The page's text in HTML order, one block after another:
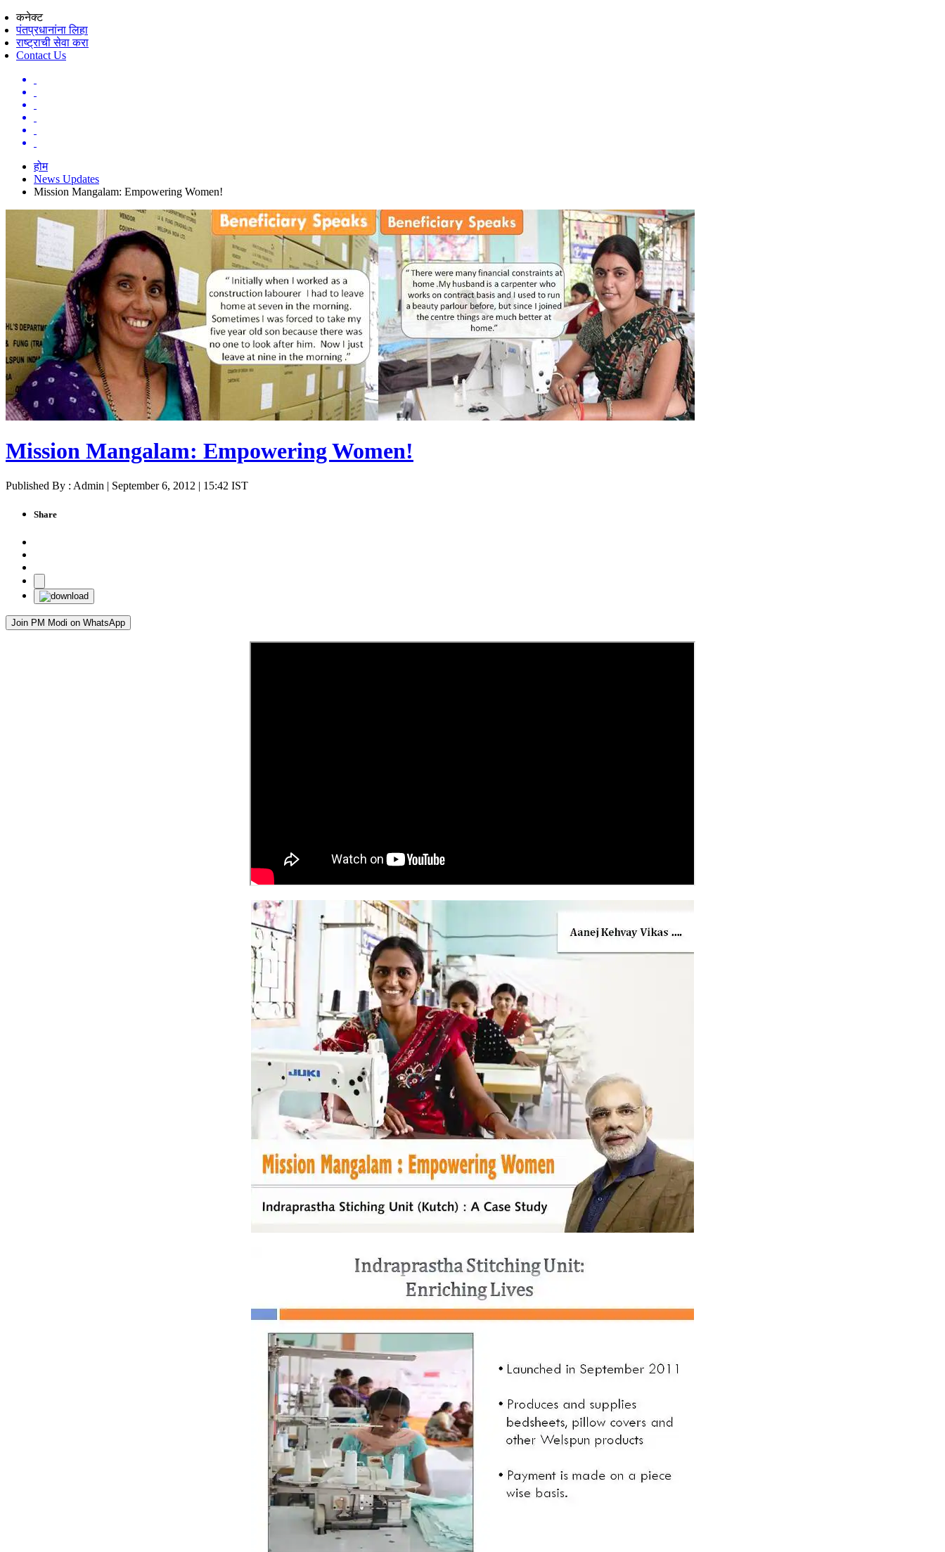
कनेक्ट
पंतप्रधानांना लिहा
राष्ट्राची सेवा करा
Contact Us
होम
News Updates
Mission Mangalam: Empowering Women!
Mission Mangalam: Empowering Women!
Published By : Admin | September 6, 2012 | 15:42 IST
Share
Join PM Modi on WhatsApp